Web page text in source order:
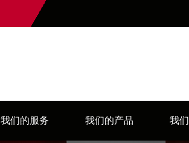
我们的服务 我们的产品 我